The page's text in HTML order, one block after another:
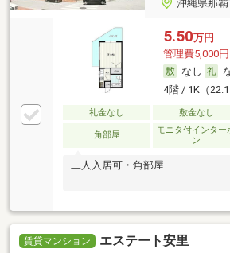
沖縄県那
5.50万円
管理費5,000円
なし
4階 / 1K（
礼金なし 敷金なし
角部屋
モニタ付インター
ン
二人入居可・角部屋
賃貸マンション エステート安里